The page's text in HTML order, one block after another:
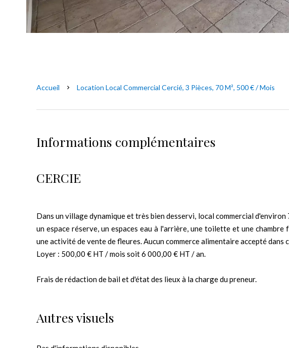
Accueil Location Local Commercial Cercié, 3 Pièces, 70 M², 500 € / Mois
Informations complémentaires
CERCIE
Dans un village dynamique et très bien desservi, local commercial d'environ
un espace réserve, un espaces eau à l'arrière, une toilette et une
une activité de vente de fleures. Aucun commerce alimentaire accepté dans
Loyer : 500,00 € HT / mois soit 6 000,00 € HT / an.
Frais de rédaction de bail et d'état des lieux à la charge du preneur.
Autres visuels